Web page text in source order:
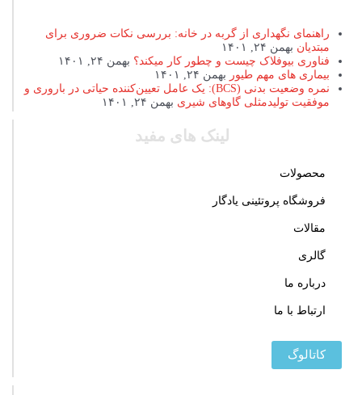
راهنمای نگهداری از گربه در خانه: بررسی نکات ضروری برای
مبتدیان بهمن ۲۴, ۱۴۰۱
فناوری بیوفلاک چیست و چطور کار میکند؟ بهمن ۲۴, ۱۴۰۱
بیماری های مهم طیور بهمن ۲۴, ۱۴۰۱
نمره وضعیت بدنی (BCS): یک عامل تعیین‌کننده حیاتی در باروری و
موفقیت تولیدمثلی گاوهای شیری بهمن ۲۴, ۱۴۰۱
لینک های مفید
محصولات
فروشگاه پروتئینی یادگار
مقالات
گالری
درباره ما
ارتباط با ما
کاتالوگ